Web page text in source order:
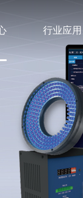
行业应用